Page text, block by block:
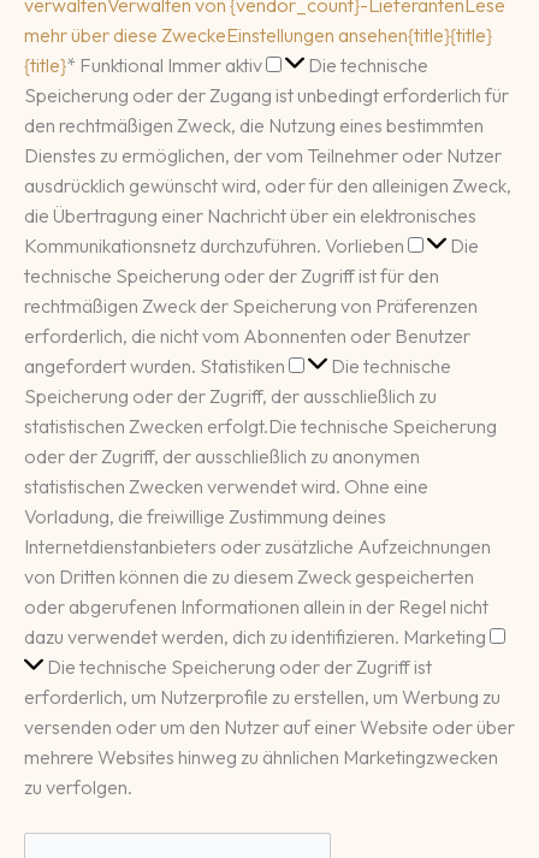
mehr über diese ZweckeEinstellungen ansehen{title}{title}
{title}* Funktional Immer aktiv Funktional
Die technische
Speicherung oder der Zugang ist unbedingt erforderlich für
den rechtmäßigen Zweck, die Nutzung eines bestimmten
Dienstes zu ermöglichen, der vom Teilnehmer oder Nutzer
ausdrücklich gewünscht wird, oder für den alleinigen Zweck,
die Übertragung einer Nachricht über ein elektronisches
Kommunikationsnetz durchzuführen. Vorlieben Vorlieben
Die
technische Speicherung oder der Zugriff ist für den
rechtmäßigen Zweck der Speicherung von Präferenzen
erforderlich, die nicht vom Abonnenten oder Benutzer
angefordert wurden. Statistiken Statistiken
Die technische
Speicherung oder der Zugriff, der ausschließlich zu
statistischen Zwecken erfolgt.Die technische Speicherung
oder der Zugriff, der ausschließlich zu anonymen
statistischen Zwecken verwendet wird. Ohne eine
Vorladung, die freiwillige Zustimmung deines
Internetdienstanbieters oder zusätzliche Aufzeichnungen
von Dritten können die zu diesem Zweck gespeicherten
oder abgerufenen Informationen allein in der Regel nicht
dazu verwendet werden, dich zu identifizieren. Marketing
Die technische Speicherung oder der Zugriff ist
erforderlich, um Nutzerprofile zu erstellen, um Werbung zu
versenden oder um den Nutzer auf einer Website oder über
mehrere Websites hinweg zu ähnlichen Marketingzwecken
zu verfolgen.